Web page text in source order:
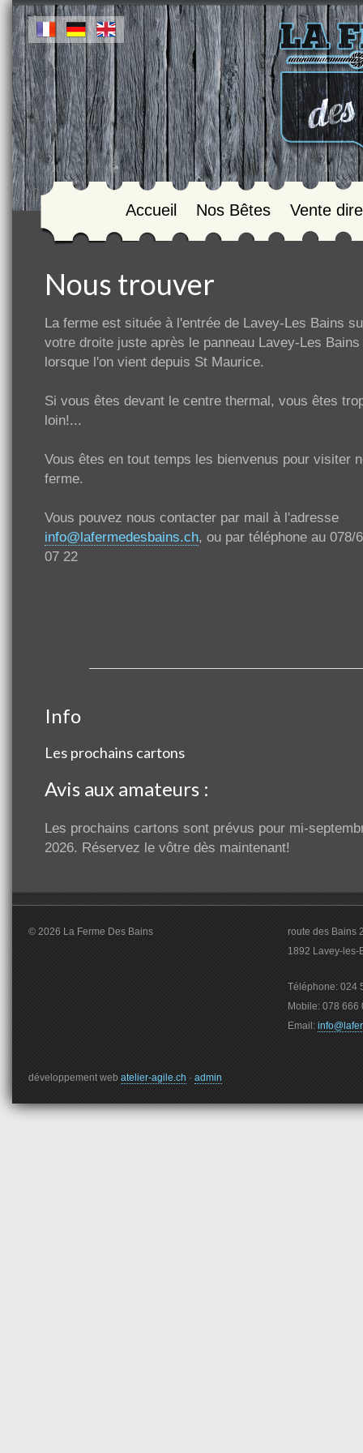
Accueil Nos Bêtes Vente
Nous trouver
La ferme est située à l'entrée de Lavey-Les Bains
votre droite juste après le panneau Lavey-Les Bains
lorsque l'on vient depuis St Maurice.
Si vous êtes devant le centre thermal, vous êtes
loin!...
Vous êtes en tout temps les bienvenus pour visiter
ferme.
Vous pouvez nous contacter par mail à l'adresse
info@lafermedesbains.ch, ou par téléphone au 078/
07 22
Info
Les prochains cartons
Avis aux amateurs :
Les prochains cartons sont prévus pour mi-
2026. Réservez le vôtre dès maintenant!
© 2026 La Ferme Des Bains
route des Bains
1892 Lavey-les-
Téléphone: 024
Mobile: 078 666
Email:
développement web atelier-agile.ch · admin